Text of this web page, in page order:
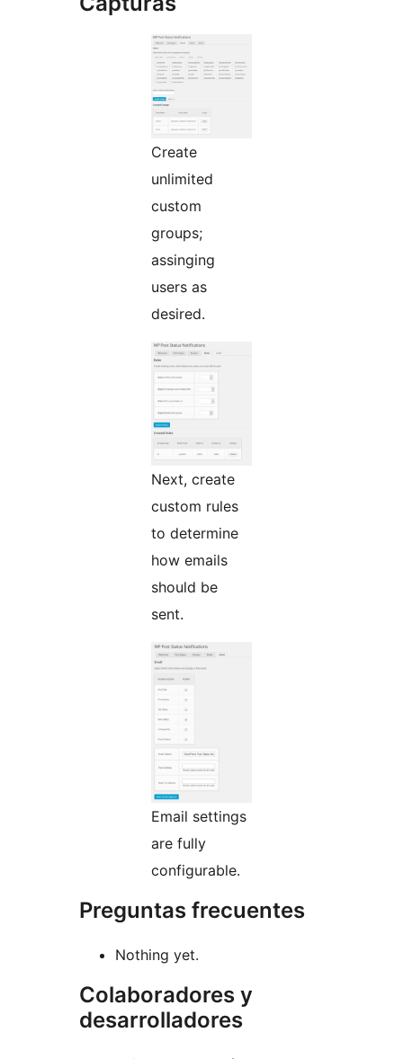
Create
unlimited
custom
groups;
assinging
users as
desired.
Next, create
custom rules
to determine
how emails
should be
sent.
Email settings
are fully
configurable.
Preguntas frecuentes
Nothing yet.
Colaboradores y
desarrolladores